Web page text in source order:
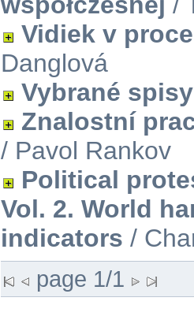
Vidiek v
Danglová
Vybrané spisy
Znalostní
/ Pavol Rankov
Political
Vol. 2. World
indicators /
page 1/1